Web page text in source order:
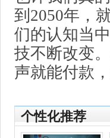
到2050年，
们的认知当
技不断改变
声就能付款
个性化推荐